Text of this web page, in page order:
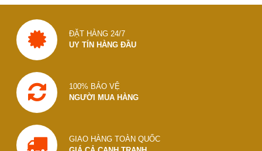
ĐẶT HÀNG 24/7
UY TÍN HÀNG ĐẦU
100% BẢO VỆ
NGƯỜI MUA HÀNG
GIAO HÀNG TOÀN QUỐC